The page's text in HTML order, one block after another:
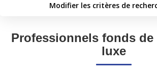
ESTIMATION
Modifier les critères de
Type de bien
Professionnels fonds de
luxe